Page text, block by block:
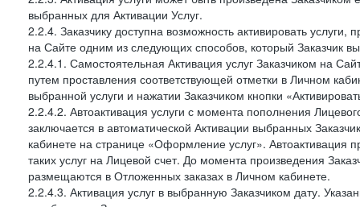
выбранных для Активации Услуг.
2.2.4. Заказчику доступна возможность активировать
на Сайте одним из следующих способов, который Заказчик
2.2.4.1. Самостоятельная Активация услуг Заказчиком на
путем проставления соответствующей отметки в Личном
выбранной услуги и нажатии Заказчиком кнопки
2.2.4.2. Автоактивация услуги с момента пополнения
заключается в автоматической Активации выбранных
кабинете на странице «Оформление услуг». Автоактивация
таких услуг на Лицевой счет. До момента произведения
размещаются в Отложенных заказах в Личном кабинете.
2.2.4.3. Активация услуг в выбранную Заказчиком дату.